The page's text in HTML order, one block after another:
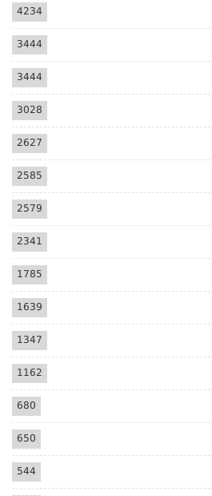
4234
3444
3444
3028
2627
2585
2579
2341
1785
1639
1347
1162
680
650
544